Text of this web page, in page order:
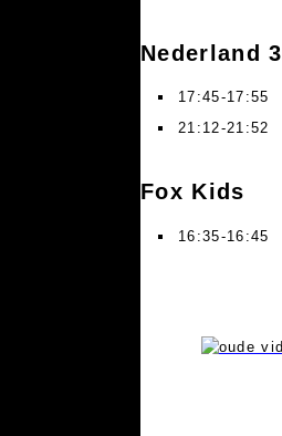
Nederland 3
17:45-17:55
21:12-21:52
Fox Kids
16:35-16:45